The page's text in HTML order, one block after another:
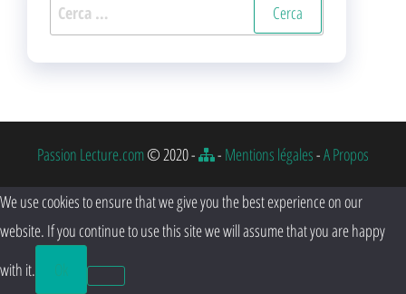
per:
Passion Lecture.com© 2020 - - Mentions légales-A Propos
We use cookies to ensure that we give you the best experience on our
website. If you continue to use this site we will assume that you are happy
with it.